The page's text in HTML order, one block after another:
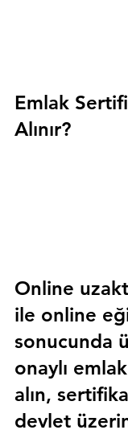
Emlak
Alınır?
Online
ile online
sonucunda
onaylı
alın,
devlet